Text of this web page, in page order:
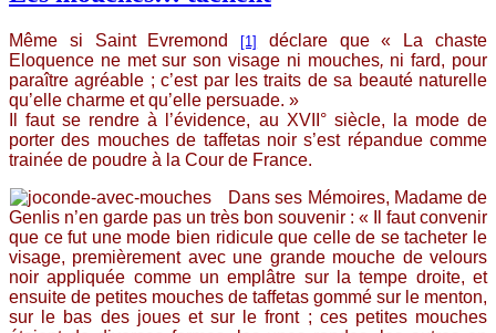
Même si Saint Evremond [1]
déclare que « La chaste
Eloquence ne met sur son visage ni mouches, ni fard, pour
paraître agréable ; c’est par les traits de sa beauté naturelle
qu’elle charme et qu’elle persuade. »
Il faut se rendre à l’évidence, au XVII° siècle, la mode de
porter des mouches de taffetas noir s’est répandue comme
trainée de poudre à la Cour de France.
Dans ses Mémoires, Madame de
Genlis n’en garde pas un très bon souvenir : « Il faut convenir
que ce fut une mode bien ridicule que celle de se tacheter le
visage, premièrement avec une grande mouche de velours
noir appliquée comme un emplâtre sur la tempe droite, et
ensuite de petites mouches de taffetas gommé sur le menton,
sur le bas des joues et sur le front ; ces petites mouches